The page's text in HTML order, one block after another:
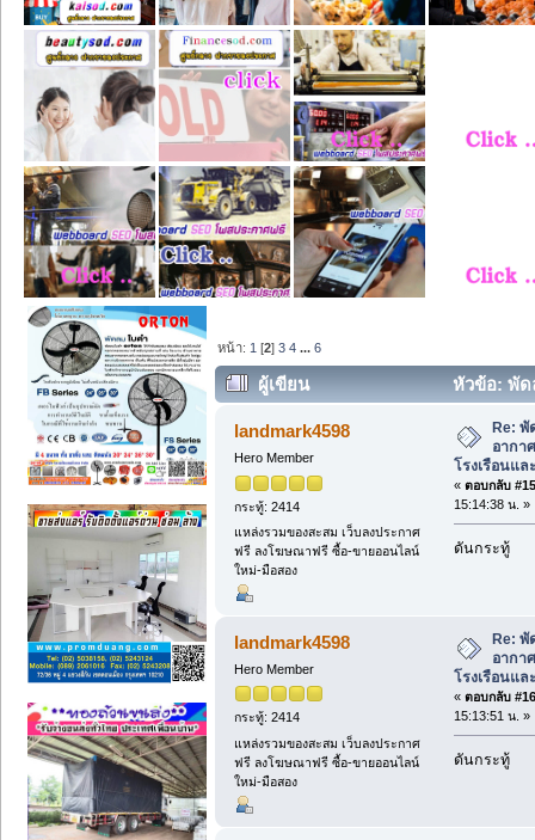
หน้า: 1 [2]3 4 ...6
ผู้เขียน
หัวข้อ: พัด
สำหรับโรงเรือนและอุตสาหกรรม (อ่าน
landmark4598
Hero Member
กระทู้: 2414
แหล่งรวมของสะสม เว็บลงประกาศ
ฟรี ลงโฆษณาฟรี ซื้อ-ขายออนไลน์
ใหม่-มือสอง
Re:
อากา
โรงเรือนแ
« ตอบกลับ
15:14:38 น. »
ดันกระทู้
landmark4598
Hero Member
กระทู้: 2414
แหล่งรวมของสะสม เว็บลงประกาศ
ฟรี ลงโฆษณาฟรี ซื้อ-ขายออนไลน์
ใหม่-มือสอง
Re:
อากา
โรงเรือนแ
« ตอบกลับ
15:13:51 น. »
ดันกระทู้